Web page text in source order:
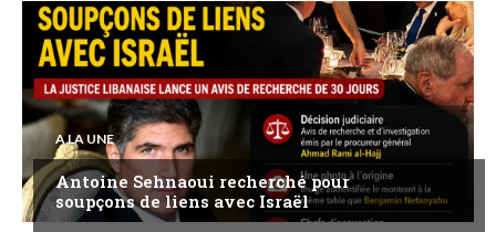
A LA UNE
Antoine Sehnaoui recherché pour
soupçons de liens avec Israël